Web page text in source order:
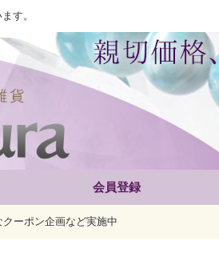
す。
会員登録
ーポン企画など実施中